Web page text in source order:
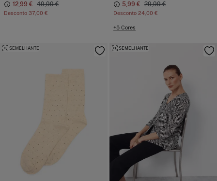
12,99 € 49,99 €
Desconto 37,00 €
5,99 € 29,99 €
Desconto 24,00 €
+5 Cores
SEMELHANTE SEMELHANTE